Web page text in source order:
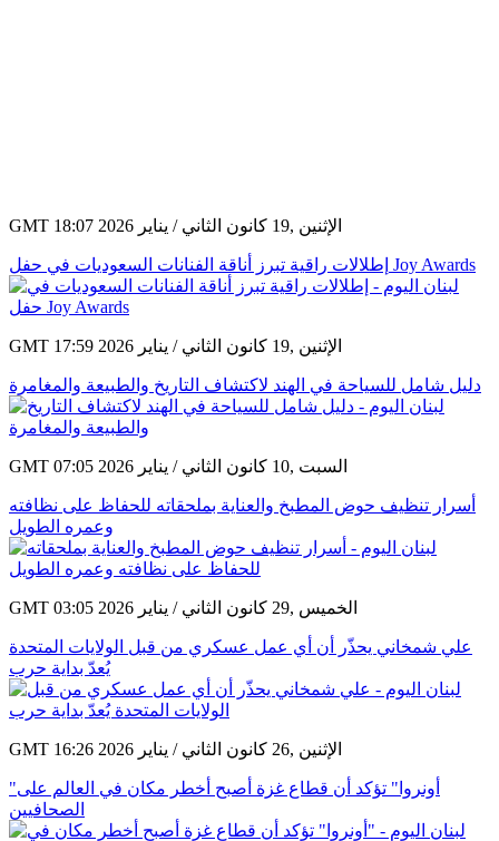
GMT 18:07 2026 الإثنين ,19 كانون الثاني / يناير
إطلالات راقية تبرز أناقة الفنانات السعوديات في حفل Joy Awards
GMT 17:59 2026 الإثنين ,19 كانون الثاني / يناير
دليل شامل للسياحة في الهند لاكتشاف التاريخ والطبيعة والمغامرة
GMT 07:05 2026 السبت ,10 كانون الثاني / يناير
أسرار تنظيف حوض المطبخ والعناية بملحقاته للحفاظ على نظافته
وعمره الطويل
GMT 03:05 2026 الخميس ,29 كانون الثاني / يناير
علي شمخاني يحذّر أن أي عمل عسكري من قبل الولايات المتحدة
يُعدّ بداية حرب
GMT 16:26 2026 الإثنين ,26 كانون الثاني / يناير
"أونروا" تؤكد أن قطاع غزة أصبح أخطر مكان في العالم على
الصحافيين